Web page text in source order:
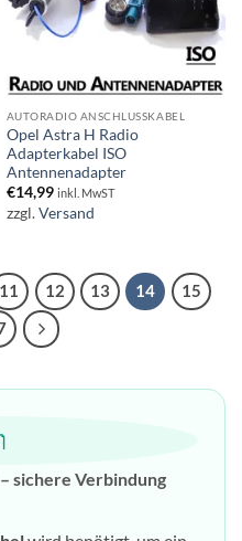
AUTORADIO ANSCHLUSSKABEL
Opel Astra H Radio
Adapterkabel ISO
Antennenadapter
€14,99 inkl. MwST
zzgl.Versand
11 12 13 14
15
sichere Verbindung